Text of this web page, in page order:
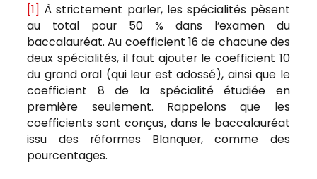
[1] À strictement parler, les spécialités pèsent
au total pour 50 % dans l’examen du
baccalauréat. Au coefficient 16 de chacune des
deux spécialités, il faut ajouter le coefficient 10
du grand oral (qui leur est adossé), ainsi que le
coefficient 8 de la spécialité étudiée en
première seulement. Rappelons que les
coefficients sont conçus, dans le baccalauréat
issu des réformes Blanquer, comme des
pourcentages.